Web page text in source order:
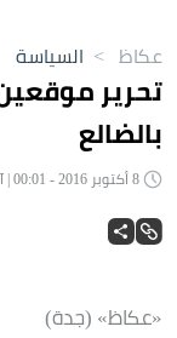
عكاظ > السياسة
تحرير
بالضالع
«عكاظ» (جدة)